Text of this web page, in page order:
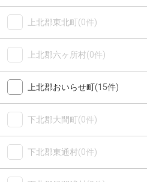
上北郡東北町(0件)
上北郡六ヶ所村(0件)
上北郡おいらせ町(15件)
下北郡大間町(0件)
下北郡東通村(0件)